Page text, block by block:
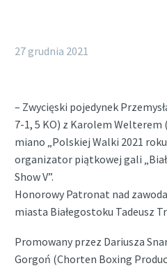
27 grudnia 2021
– Zwycięski pojedynek
7-1, 5 KO) z Karolem Welterem
miano „Polskiej Walki 2021
organizator piątkowej gali
Show V”.
Honorowy Patronat nad
miasta Białegostoku Tadeusz
Promowany przez Dariusza
Gorgoń (Chorten Boxing